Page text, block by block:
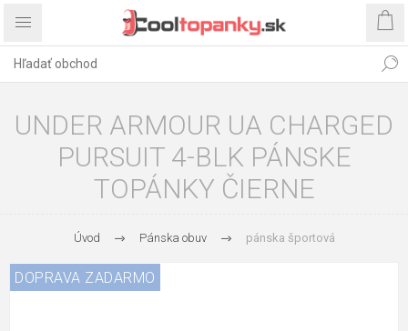
UNDER ARMOUR UA CHARGED
PURSUIT 4-BLK PÁNSKE
TOPÁNKY ČIERNE
Úvod Pánska obuv pánska športová
DOPRAVA ZADARMO